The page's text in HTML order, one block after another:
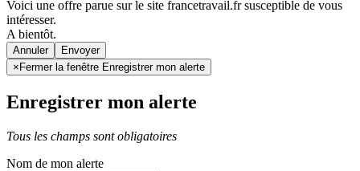
Voici une offre parue sur le site francetravail.fr susceptible de vous
intéresser.
A bientôt.
Annuler
× Fermer la fenêtre Enregistrer mon alerte
Enregistrer mon alerte
Tous les champs sont obligatoires
Nom de mon alerte